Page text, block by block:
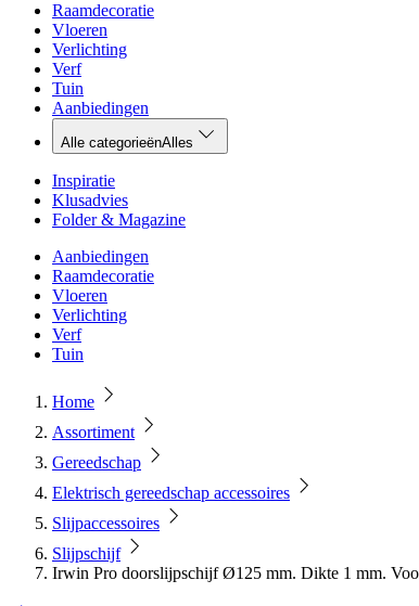
Raamdecoratie
Vloeren
Verlichting
Verf
Tuin
Aanbiedingen
Alle categorieënAlles
Inspiratie
Klusadvies
Folder & Magazine
Aanbiedingen
Raamdecoratie
Vloeren
Verlichting
Verf
Tuin
Home
Assortiment
Gereedschap
Elektrisch gereedschap accessoires
Slijpaccessoires
Slijpschijf
Irwin Pro doorslijpschijf Ø125 mm. Dikte 1 mm.